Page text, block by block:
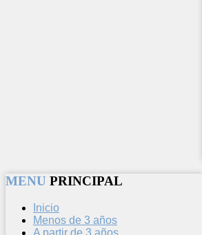
MENU PRINCIPAL
Inicio
Menos de 3 años
A partir de 3 años